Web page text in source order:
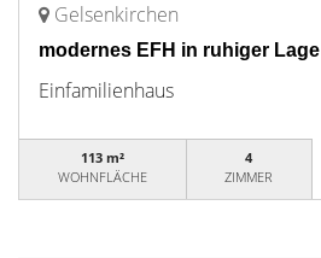
Gelsenkirchen
modernes EFH in ruhiger Lage
Einfamilienhaus
113 m²
WOHNFLÄCHE
4
ZIMMER